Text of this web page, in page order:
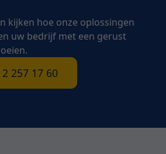
kijken hoe onze oplossingen
uw bedrijf met een gerust
2 257 17 60